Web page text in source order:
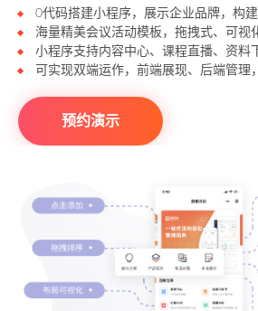
0代码搭建小程序，展示企业品牌，构
海量精美会议活动模板，拖拽式、可视
小程序支持内容中心、课程直播、资料
可实现双端运作，前端展现、后端管理
预约演示